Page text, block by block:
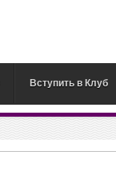
Вступить в Клуб